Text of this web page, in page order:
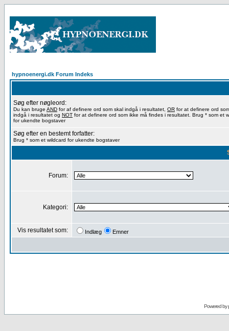
hypnoenergi.dk Forum Indeks
Søg efter nøgleord:
Du kan bruge AND for af definere ord som skal indgå i resultatet, OR for at definere ord
indgå i resultatet og NOT for at definere ord som ikke må findes i resultatet. Brug * som et
for ukendte bogstaver
Søg efter en bestemt forfatter:
Brug * som et wildcard for ukendte bogstaver
Forum:
Kategori:
Vis resultatet som: Indlæg Emner
Powered by